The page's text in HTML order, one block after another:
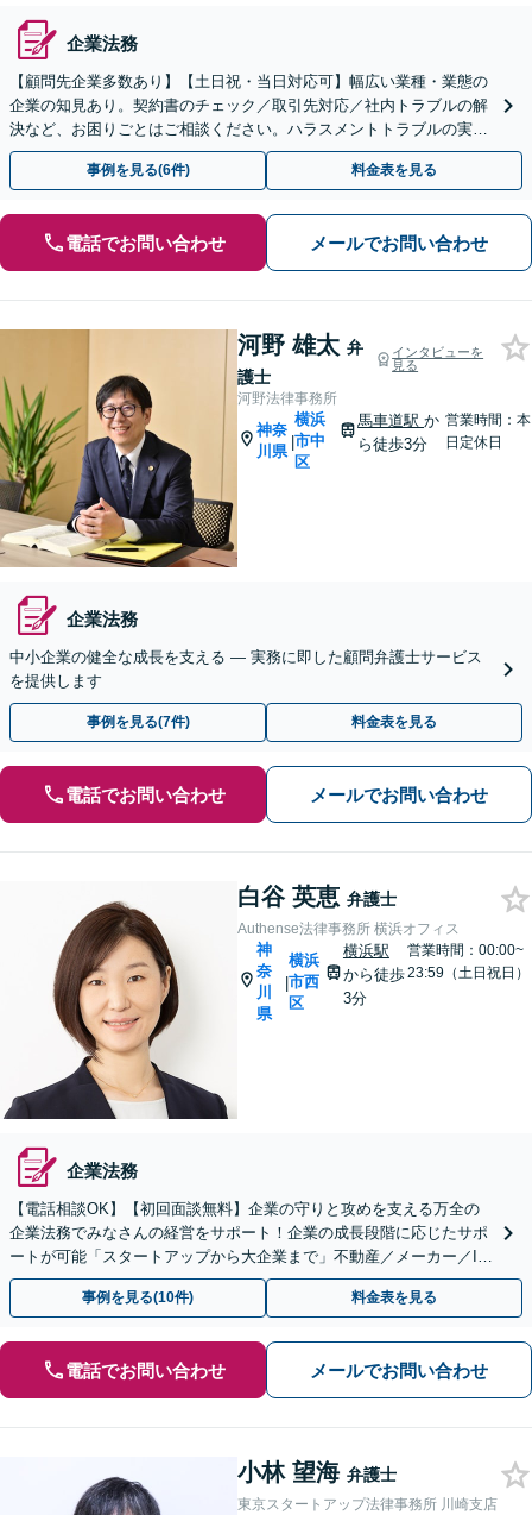
企業法務
【顧問先企業多数あり】【土日祝・当日対応可】幅広い業種・業態の
企業の知見あり。契約書のチェック／取引先対応／社内トラブルの解
決など、お困りごとはご相談ください。ハラスメントトラブルの実績
も多く、研修等にも対応いたします【弁護士歴30年】
事例を見る(6件) 料金表を見る
電話でお問い合わせ メールでお問い合わせ
河野 雄太 弁
護士
インタビューを
見る
河野法律事務所
神奈
川県
|
横浜
市中
区
馬車道駅か
ら徒歩3分
営業時間：本
日定休日
企業法務
中小企業の健全な成長を支える ― 実務に即した顧問弁護士サービス
を提供します
事例を見る(7件) 料金表を見る
電話でお問い合わせ メールでお問い合わせ
白谷 英恵 弁護士
Authense法律事務所 横浜オフィス
神
奈
川
県
|
横浜
市西
区
横浜駅
から徒歩
3分
営業時間：00:00~
23:59（土日祝日）
企業法務
【電話相談OK】【初回面談無料】企業の守りと攻めを支える万全の
企業法務でみなさんの経営をサポート！企業の成長段階に応じたサポ
ートが可能「スタートアップから大企業まで」不動産／メーカー／IT
ほか幅広く【横浜駅3分】
事例を見る(10件) 料金表を見る
電話でお問い合わせ メールでお問い合わせ
小林 望海 弁護士
東京スタートアップ法律事務所 川崎支店